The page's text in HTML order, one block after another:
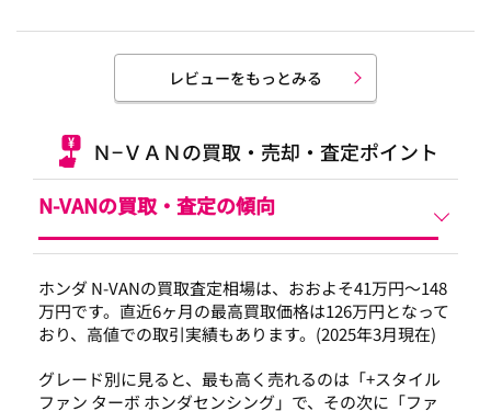
レビューをもっとみる
Ｎ−ＶＡＮの買取・売却・査定ポイント
N-VANの買取・査定の傾向
ホンダ N-VANの買取査定相場は、おおよそ41万円～148
万円です。直近6ヶ月の最高買取価格は126万円となって
おり、高値での取引実績もあります。(2025年3月現在)
グレード別に見ると、最も高く売れるのは「+スタイル
ファン ターボ ホンダセンシング」で、その次に「ファ